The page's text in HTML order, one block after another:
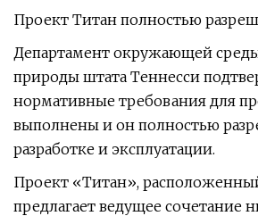
Проект Титан полностью
Департамент окружающей
природы штата Теннесси
нормативные требования для
выполнены и он полностью
разработке и эксплуатации.
Проект «Титан»,
предлагает ведущее сочетание